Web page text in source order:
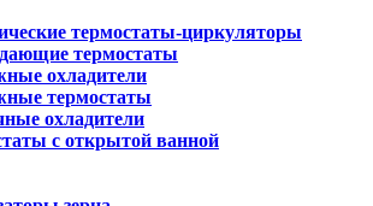
термостаты-циркуляторы
термостаты
охладители
термостаты
охладители
с открытой ванной